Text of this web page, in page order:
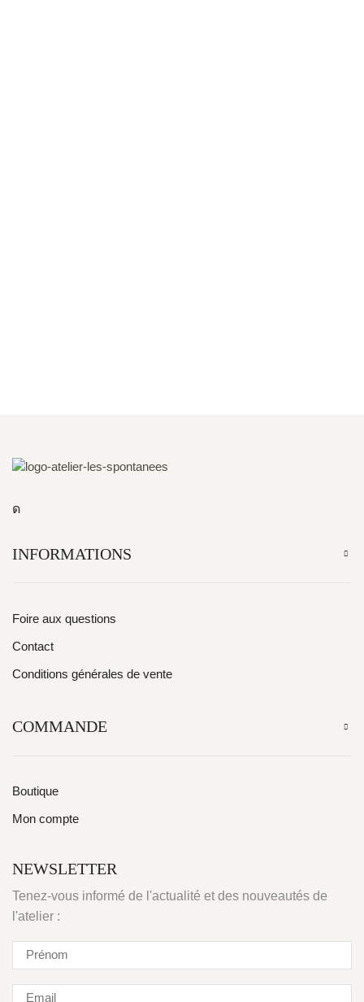
INFORMATIONS
Foire aux questions
Contact
Conditions générales de vente
COMMANDE
Boutique
Mon compte
NEWSLETTER
Tenez-vous informé de l'actualité et des nouveautés de
l'atelier :